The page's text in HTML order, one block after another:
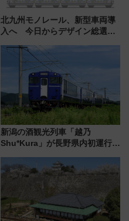
北九州モノレール、新型車両導
入へ 今日からデザイン総選挙
新潟の酒観光列車「越乃
Shu*Kura」が長野県内初運行！
別企画